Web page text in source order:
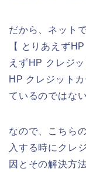
だから、ネット
【 とりあえず
えずHP クレジ
HP クレジット
ているのではな
なので、こちら
入する時にクレ
因とその解決方